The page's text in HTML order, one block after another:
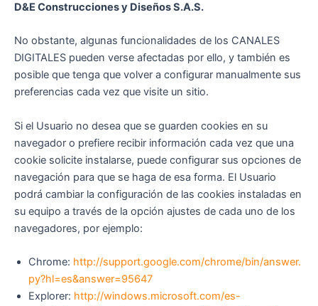
D&E Construcciones y Diseños S.A.S.
No obstante, algunas funcionalidades de los CANALES
DIGITALES pueden verse afectadas por ello, y también es
posible que tenga que volver a configurar manualmente sus
preferencias cada vez que visite un sitio.
Si el Usuario no desea que se guarden cookies en su
navegador o prefiere recibir información cada vez que una
cookie solicite instalarse, puede configurar sus opciones de
navegación para que se haga de esa forma. El Usuario
podrá cambiar la configuración de las cookies instaladas en
su equipo a través de la opción ajustes de cada uno de los
navegadores, por ejemplo:
Chrome: http://support.google.com/chrome/bin/answer.
py?hl=es&answer=95647
Explorer: http://windows.microsoft.com/es-